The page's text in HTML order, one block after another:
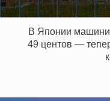
В Японии
49 центов —